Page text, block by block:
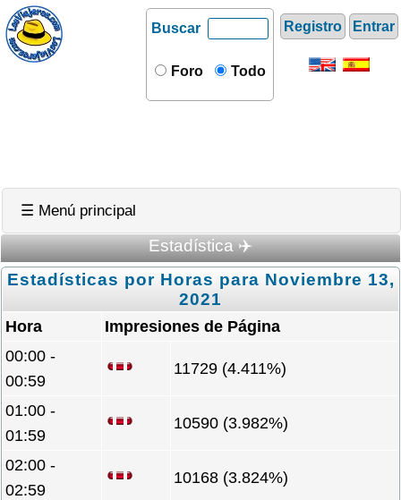
Registro Entrar
Buscar
Foro Todo
☰ Menú principal
Estadística ✈️
Estadísticas por Horas para Noviembre 13,
2021
Hora
Impresiones de Página
00:00 -
00:59
11729 (4.411%)
01:00 -
01:59
10590 (3.982%)
02:00 -
02:59
10168 (3.824%)